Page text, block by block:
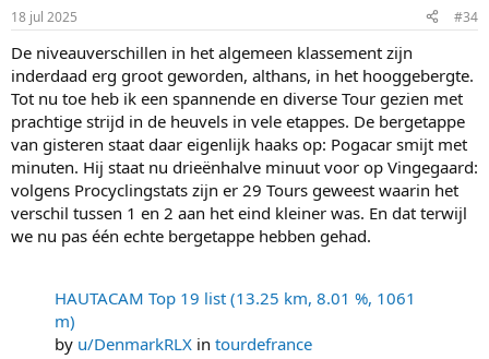
18 jul 2025 #34
De niveauverschillen in het algemeen klassement zijn
inderdaad erg groot geworden, althans, in het hooggebergte.
Tot nu toe heb ik een spannende en diverse Tour gezien met
prachtige strijd in de heuvels in vele etappes. De bergetappe
van gisteren staat daar eigenlijk haaks op: Pogacar smijt met
minuten. Hij staat nu drieënhalve minuut voor op Vingegaard:
volgens Procyclingstats zijn er 29 Tours geweest waarin het
verschil tussen 1 en 2 aan het eind kleiner was. En dat terwijl
we nu pas één echte bergetappe hebben gehad.
HAUTACAM Top 19 list (13.25 km, 8.01 %, 1061
m)
by u/DenmarkRLX in tourdefrance